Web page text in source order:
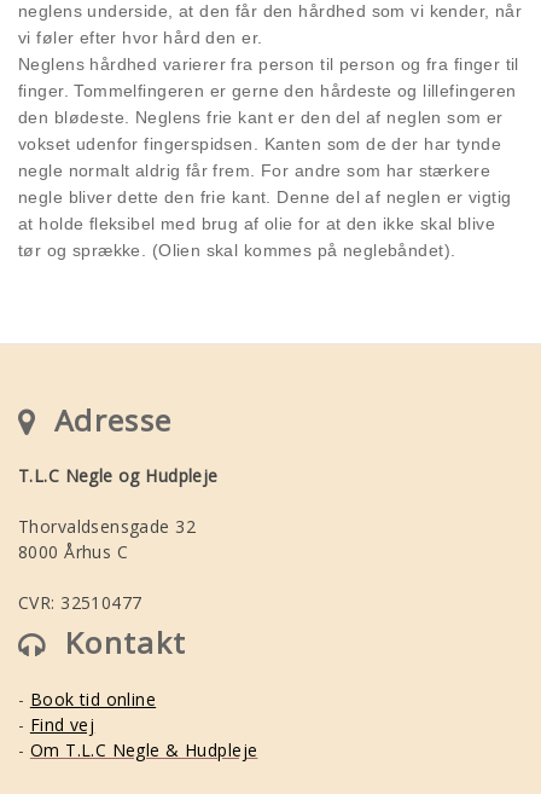
neglens underside, at den får den hårdhed som vi kender, når
vi føler efter hvor hård den er.
Neglens hårdhed varierer fra person til person og fra finger til
finger. Tommelfingeren er gerne den hårdeste og lillefingeren
den blødeste. Neglens frie kant er den del af neglen som er
vokset udenfor fingerspidsen. Kanten som de der har tynde
negle normalt aldrig får frem. For andre som har stærkere
negle bliver dette den frie kant. Denne del af neglen er vigtig
at holde fleksibel med brug af olie for at den ikke skal blive
tør og sprække. (Olien skal kommes på neglebåndet).
Adresse
T.L.C Negle og Hudpleje
Thorvaldsensgade 32
8000 Århus C
CVR: 32510477
Kontakt
- Book tid online
- Find vej
- Om T.L.C Negle & Hudpleje